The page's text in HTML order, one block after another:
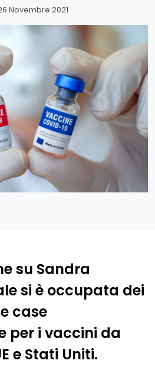
Novembre 2021
su Sandra
si è occupata dei
case
per i vaccini da
e Stati Uniti.